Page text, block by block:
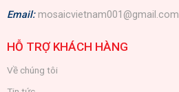
Email: mosaicvietnam001@gmail.com
HỖ TRỢ KHÁCH HÀNG
Về chúng tôi